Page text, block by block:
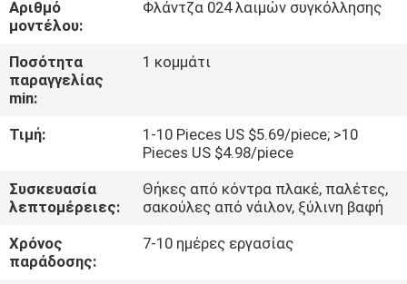
ΣΧΕΤΙΚΆ
ΜΕ
ΕΜΆΣ
ΓΎΡΟΣ
ΕΡΓΟΣΤΑΣΊΩΝ
ΠΟΙΟΤΙΚΌΣ
ΈΛΕΓΧΟΣ
Αριθμό
μοντέλου:
Φλάντζα 024 λαιμών συγκόλλησης
Ποσότητα
παραγγελίας
min:
1 κομμάτι
Τιμή:
1-10 Pieces US $5.69/piece; >10
Pieces US $4.98/piece
Συσκευασία
λεπτομέρειες:
Θήκες από κόντρα πλακέ, παλέτες,
σακούλες από νάιλον, ξύλινη βαφή
Χρόνος
παράδοσης:
7-10 ημέρες εργασίας